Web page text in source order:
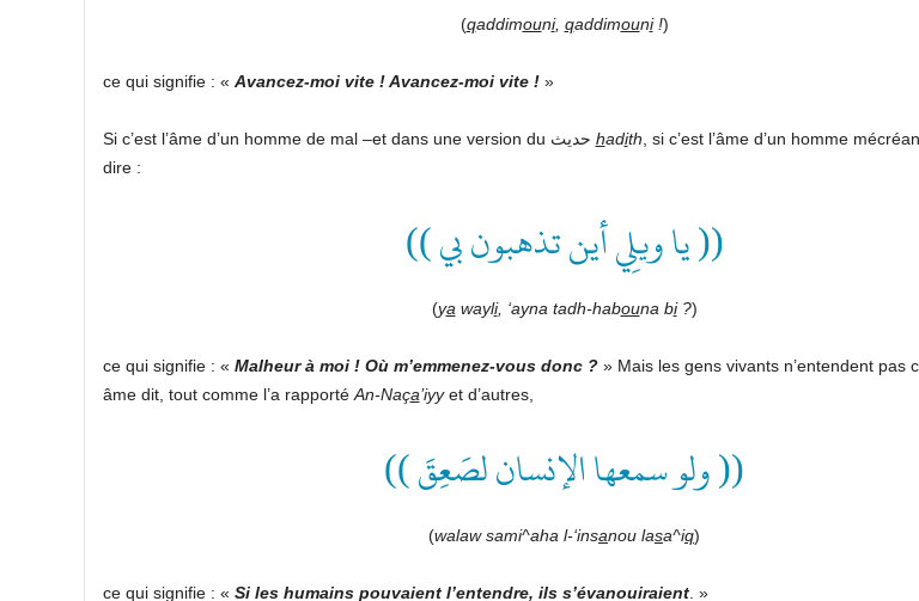
(qaddimouni, qaddimouni!)
ce qui signifie : « Avancez-moi vite ! Avancez-moi vite ! »
Si c’est l’âme d’un homme de mal –et dans une version du حديث hadith , si c’est l’âme d’un homme
dire :
(( يا ويلِي أين تذهبون بي ))
(ya wayli, ‘ayna tadh-habouna bi?)
ce qui signifie : « Malheur à moi ! Où m’emmenez-vous donc ? » Mais les gens vivants n’entendent pas
âme dit, tout comme l’a rapporté An-Naça’iyyet d’autres,
(( ولو سمعها الإنسان لصَعِقَ ))
(walaw sami^aha l-‘insanou lasa^iq)
ce qui signifie : « Si les humains pouvaient l’entendre, ils s’évanouiraient. »